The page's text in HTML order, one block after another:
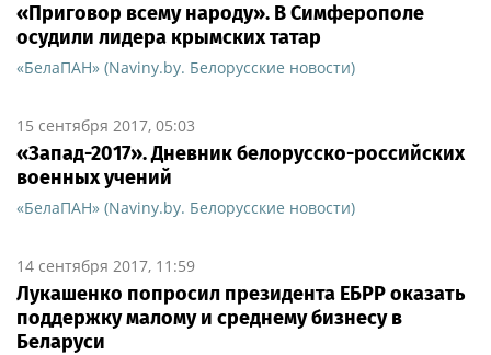
«Приговор всему народу». В Симферополе
осудили лидера крымских татар
«БелаПАН» (Naviny.by. Белорусские новости)
15 сентября 2017, 05:03
«Запад-2017». Дневник белорусско-российских
военных учений
«БелаПАН» (Naviny.by. Белорусские новости)
14 сентября 2017, 11:59
Лукашенко попросил президента ЕБРР оказать
поддержку малому и среднему бизнесу в
Беларуси